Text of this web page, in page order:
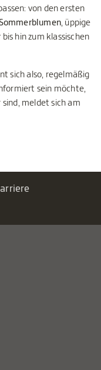
von den ersten
, üppige
bis hin zum klassischen
sich also, regelmäßig
sein möchte,
meldet sich am